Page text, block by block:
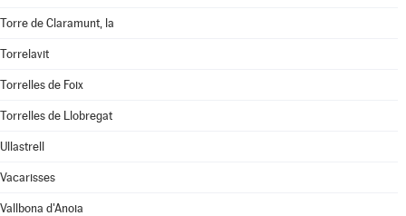
Torre de Claramunt, la
Torrelavit
Torrelles de Foix
Torrelles de Llobregat
Ullastrell
Vacarisses
Vallbona d'Anoia